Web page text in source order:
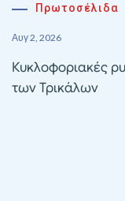
Πρωτοσέλιδα
Αυγ 2, 2026
Κυκλοφοριακές
των Τρικάλων